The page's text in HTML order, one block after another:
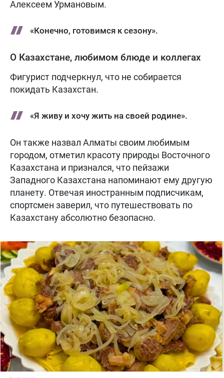
Алексеем Урмановым.
«Конечно, готовимся к сезону».
О Казахстане, любимом блюде и коллегах
Фигурист подчеркнул, что не собирается
покидать Казахстан.
«Я живу и хочу жить на своей родине».
Он также назвал Алматы своим любимым
городом, отметил красоту природы Восточного
Казахстана и признался, что пейзажи
Западного Казахстана напоминают ему другую
планету. Отвечая иностранным подписчикам,
спортсмен заверил, что путешествовать по
Казахстану абсолютно безопасно.